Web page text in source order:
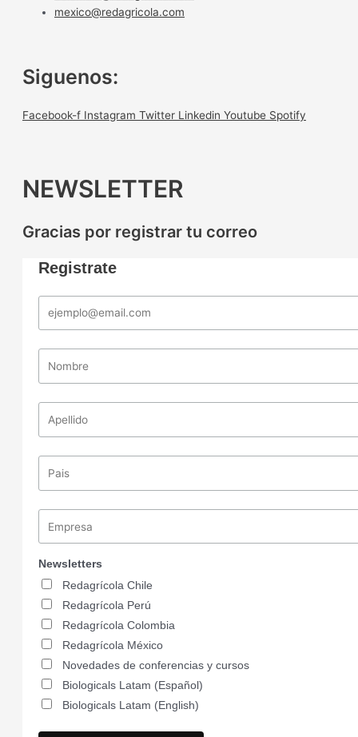
mexico@redagricola.com
Siguenos:
Facebook-f Instagram Twitter Linkedin Youtube Spotify
NEWSLETTER
Gracias por registrar tu correo
Registrate
Newsletters
Redagrícola Chile
Redagrícola Perú
Redagrícola Colombia
Redagrícola México
Novedades de conferencias y cursos
Biologicals Latam (Español)
Biologicals Latam (English)